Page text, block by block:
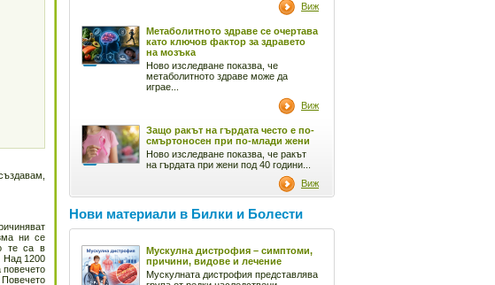
ни се
те са в
Над 1200
повечето
Виж
Метаболитното здраве се очертава
като ключов фактор за здравето
на мозъка
Ново изследване показва, че
метаболитното здраве може да
играе...
Виж
Защо ракът на гърдата често е по-
смъртоносен при по-млади жени
Ново изследване показва, че ракът
на гърдата при жени под 40 години...
Виж
Нови материали в Билки и Болести
Мускулна дистрофия – симптоми,
причини, видове и лечение
Мускулната дистрофия представлява